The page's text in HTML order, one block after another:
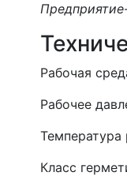
Рабочая
Рабочее
Класс